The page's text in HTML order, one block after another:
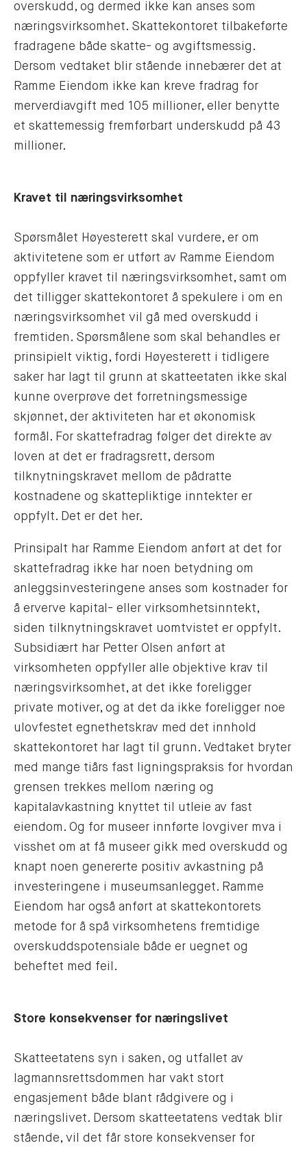
overskudd, og dermed ikke kan anses som
næringsvirksomhet. Skattekontoret tilbakeførte
fradragene både skatte- og avgiftsmessig.
Dersom vedtaket blir stående innebærer det at
Ramme Eiendom ikke kan kreve fradrag for
merverdiavgift med 105 millioner, eller benytte
et skattemessig fremførbart underskudd på 43
millioner.
Kravet til næringsvirksomhet
Spørsmålet Høyesterett skal vurdere, er om
aktivitetene som er utført av Ramme Eiendom
oppfyller kravet til næringsvirksomhet, samt om
det tilligger skattekontoret å spekulere i om en
næringsvirksomhet vil gå med overskudd i
fremtiden. Spørsmålene som skal behandles er
prinsipielt viktig, fordi Høyesterett i tidligere
saker har lagt til grunn at skatteetaten ikke skal
kunne overprøve det forretningsmessige
skjønnet, der aktiviteten har et økonomisk
formål. For skattefradrag følger det direkte av
loven at det er fradragsrett, dersom
tilknytningskravet mellom de pådratte
kostnadene og skattepliktige inntekter er
oppfylt. Det er det her.
Prinsipalt har Ramme Eiendom anført at det for
skattefradrag ikke har noen betydning om
anleggsinvesteringene anses som kostnader for
å erverve kapital- eller virksomhetsinntekt,
siden tilknytningskravet uomtvistet er oppfylt.
Subsidiært har Petter Olsen anført at
virksomheten oppfyller alle objektive krav til
næringsvirksomhet, at det ikke foreligger
private motiver, og at det da ikke foreligger noe
ulovfestet egnethetskrav med det innhold
skattekontoret har lagt til grunn. Vedtaket bryter
med mange tiårs fast ligningspraksis for hvordan
grensen trekkes mellom næring og
kapitalavkastning knyttet til utleie av fast
eiendom. Og for museer innførte lovgiver mva i
visshet om at få museer gikk med overskudd og
knapt noen genererte positiv avkastning på
investeringene i museumsanlegget. Ramme
Eiendom har også anført at skattekontorets
metode for å spå virksomhetens fremtidige
overskuddspotensiale både er uegnet og
beheftet med feil.
Store konsekvenser for næringslivet
Skatteetatens syn i saken, og utfallet av
lagmannsrettsdommen har vakt stort
engasjement både blant rådgivere og i
næringslivet. Dersom skatteetatens vedtak blir
stående, vil det får store konsekvenser for